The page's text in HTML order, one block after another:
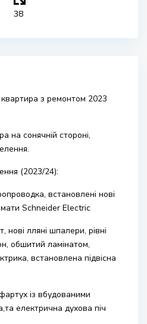
38
з ремонтом 2023
на сонячній стороні,
(2023/24):
встановлені нові
Schneider Electric
нові лляні шпалери, рівні
обшитий ламінатом,
встановлена підвісна
із вбудованими
електрична духова піч